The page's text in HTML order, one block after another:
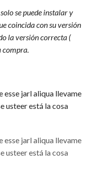
se puede instalar y
coincida con su versión
la versión correcta (
jarl aliqua llevame
usteer está la cosa
jarl aliqua llevame
usteer está la cosa